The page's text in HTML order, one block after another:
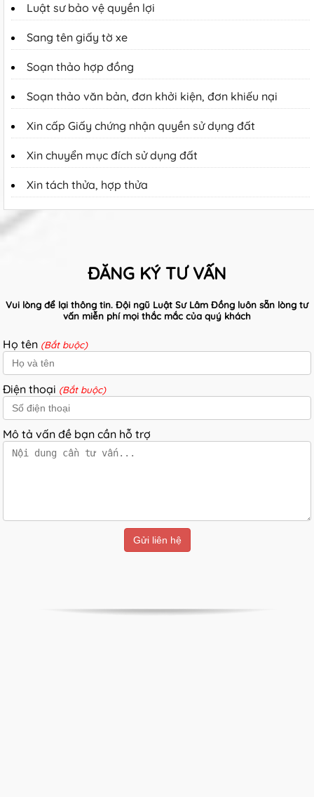
Luật sư bảo vệ quyền lợi
Sang tên giấy tờ xe
Soạn thảo hợp đồng
Soạn thảo văn bản, đơn khởi kiện, đơn khiếu nại
Xin cấp Giấy chứng nhận quyền sử dụng đất
Xin chuyển mục đích sử dụng đất
Xin tách thửa, hợp thửa
ĐĂNG KÝ TƯ VẤN
Vui lòng để lại thông tin. Đội ngũ Luật Sư Lâm Đồng luôn sẵn lòng tư
vấn miễn phí mọi thắc mắc của quý khách
Họ tên (Bắt buộc)
Điện thoại (Bắt buộc)
Mô tả vấn đề bạn cần hỗ trợ